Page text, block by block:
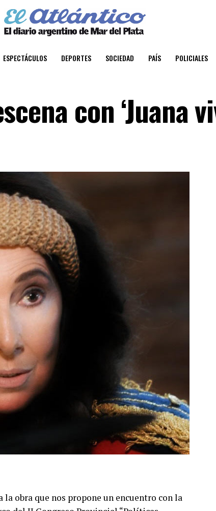
ESPECTÁCULOS DEPORTES SOCIEDAD PAÍS POLICIALES
con ‘Juana
obra que nos propone un encuentro con la